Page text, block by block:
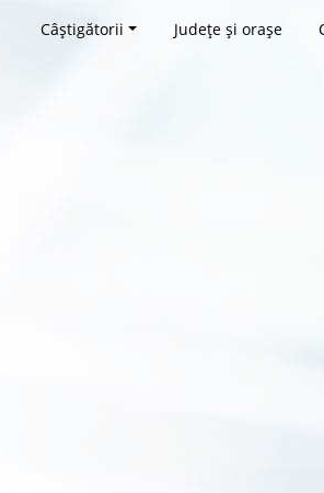
Câștigătorii Județe și orașe